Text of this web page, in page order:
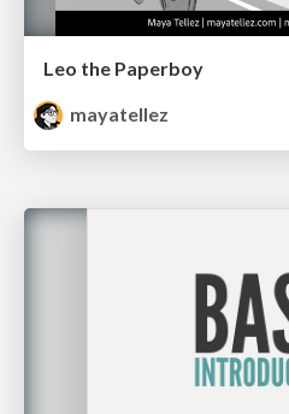
Leo the Paperboy
mayatellez